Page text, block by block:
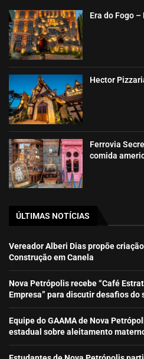
Era do Fogo
Hector
Ferrovia
comida
ÚLTIMAS NOTÍCIAS
Vereador Alberi Dias propõe
Construção em Canela
Nova Petrópolis recebe “Café
Empresa” para discutir desafios do
Equipe do GAAMA de Nova
estadual sobre aleitamento